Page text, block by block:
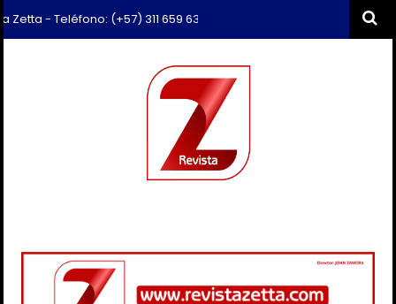
(+57) 311 659 6374 - Correo: revista.zetta@gmail.com